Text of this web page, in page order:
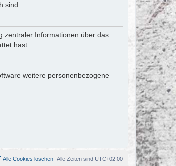
sind.
zentraler Informationen über das
hast.
weitere personenbezogene
Alle Zeiten sind UTC+02:00
Alle Cookies löschen